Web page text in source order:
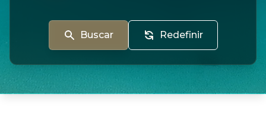
Buscar Redefinir